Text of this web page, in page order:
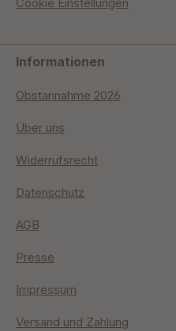
Informationen
Obstannahme 2026
Über uns
Widerrufsrecht
Datenschutz
AGB
Presse
Impressum
Versand und Zahlung